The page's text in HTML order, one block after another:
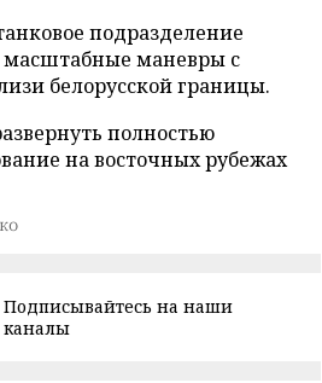
подразделение
масштабные маневры с
белорусской границы.
полностью
на восточных рубежах
Подписывайтесь на наши
каналы